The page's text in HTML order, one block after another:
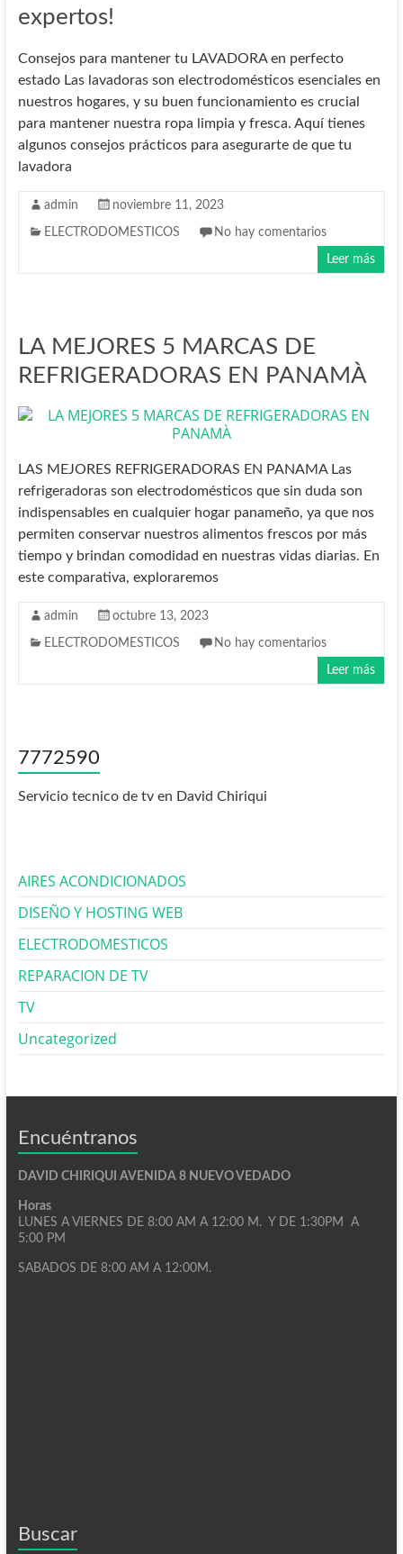
expertos!
Consejos para mantener tu LAVADORA en perfecto
estado Las lavadoras son electrodomésticos esenciales en
nuestros hogares, y su buen funcionamiento es crucial
para mantener nuestra ropa limpia y fresca. Aquí tienes
algunos consejos prácticos para asegurarte de que tu
lavadora
admin noviembre 11, 2023
ELECTRODOMESTICOS No hay comentarios
Leer más
LA MEJORES 5 MARCAS DE
REFRIGERADORAS EN PANAMÀ
LAS MEJORES REFRIGERADORAS EN PANAMA Las
refrigeradoras son electrodomésticos que sin duda son
indispensables en cualquier hogar panameño, ya que nos
permiten conservar nuestros alimentos frescos por más
tiempo y brindan comodidad en nuestras vidas diarias. En
este comparativa, exploraremos
admin octubre 13, 2023
ELECTRODOMESTICOS No hay comentarios
Leer más
7772590
Servicio tecnico de tv en David Chiriqui
AIRES ACONDICIONADOS
DISEÑO Y HOSTING WEB
ELECTRODOMESTICOS
REPARACION DE TV
TV
Uncategorized
Encuéntranos
DAVID CHIRIQUI AVENIDA 8 NUEVO VEDADO
Horas
LUNES A VIERNES DE 8:00 AM A 12:00 M. Y DE 1:30PM A
5:00 PM
SABADOS DE 8:00 AM A 12:00M.
Buscar